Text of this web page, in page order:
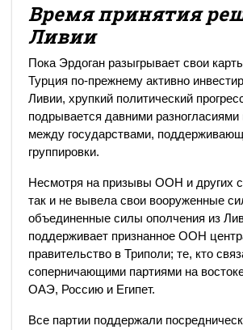
Время принятия
Ливии
Пока Эрдоган разыгрывает свои
Турция по-прежнему активно
Ливии, хрупкий политический
подрывается давними разногласиями
между государствами,
группировки.
Несмотря на призывы ООН и других
так и не вывела свои вооруженные
объединенные силы ополчения из
поддерживает признанное ООН
правительство в Триполи; те, кто
соперничающими партиями на
ОАЭ, Россию и Египет.
Все партии поддержали